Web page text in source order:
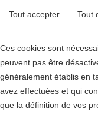
Tout accepter Tout
Ces cookies sont
peuvent pas être
généralement établis en
avez effectuées et qui
que la définition de vos